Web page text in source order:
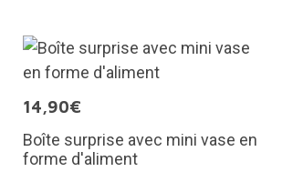
14,90€
Boîte surprise avec mini vase en
forme d'aliment